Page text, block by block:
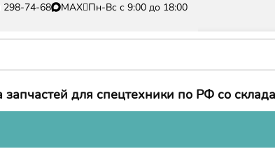
298-74-68 MAX Пн-Вс с 9:00 до 18:00
запчастей для спецтехники по РФ со